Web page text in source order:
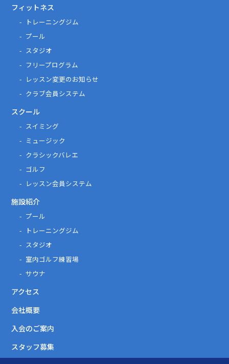
フィットネス
トレーニングジム
プール
スタジオ
フリープログラム
レッスン変更のお知らせ
クラブ会員システム
スクール
スイミング
ミュージック
クラシックバレエ
ゴルフ
レッスン会員システム
施設紹介
プール
トレーニングジム
スタジオ
室内ゴルフ練習場
サウナ
アクセス
会社概要
入会のご案内
スタッフ募集